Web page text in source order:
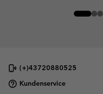
(+)43720880525
Kundenservice